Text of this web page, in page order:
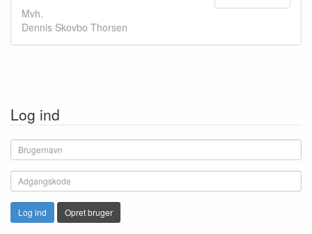
Mvh.
Dennis Skovbo Thorsen
Log ind
Log ind Opret bruger